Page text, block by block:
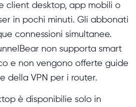
client desktop, app mobili o
in pochi minuti. Gli abbonati
connessioni simultanee.
non supporta smart
e non vengono offerte guide
della VPN per i router.
è disponibilie solo in